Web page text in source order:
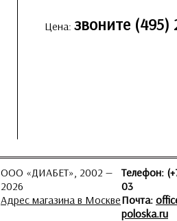
Цена: звоните (495)
ООО «ДИАБЕТ», 2002 —
2026
Адрес магазина в Москве
Телефон:
03
Почта:
poloska.ru